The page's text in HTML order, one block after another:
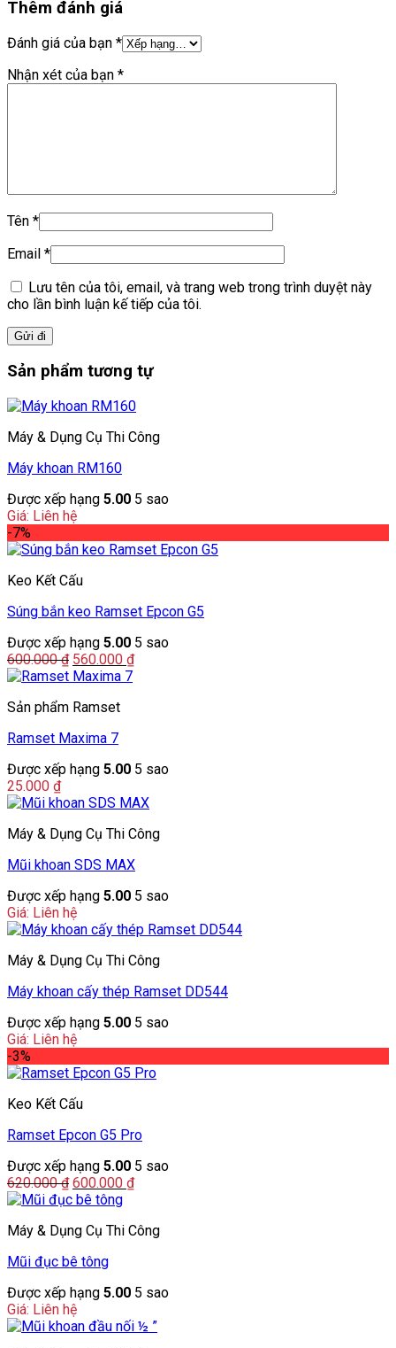
Thêm đánh giá
Đánh giá của bạn *
Nhận xét của bạn *
Tên *
Email *
Lưu tên của tôi, email, và trang web trong trình duyệt này
cho lần bình luận kế tiếp của tôi.
Sản phẩm tương tự
Máy & Dụng Cụ Thi Công
Máy khoan RM160
Được xếp hạng 5.00 5 sao
Giá: Liên hệ
-7%
Keo Kết Cấu
Súng bắn keo Ramset Epcon G5
Được xếp hạng 5.00 5 sao
600.000₫ Giá
gốc
600.000 ₫.
560.000 ₫Giá
Sản phẩm Ramset
Ramset Maxima 7
Được xếp hạng 5.00 5 sao
25.000 ₫
Máy & Dụng Cụ Thi Công
Mũi khoan SDS MAX
Được xếp hạng 5.00 5 sao
Giá: Liên hệ
Máy & Dụng Cụ Thi Công
Máy khoan cấy thép Ramset DD544
Được xếp hạng 5.00 5 sao
Giá: Liên hệ
-3%
Keo Kết Cấu
Ramset Epcon G5 Pro
Được xếp hạng 5.00 5 sao
620.000₫ Giá
gốc
620.000 ₫.
600.000 ₫Giá
là:
Máy & Dụng Cụ Thi Công
Mũi đục bê tông
Được xếp hạng 5.00 5 sao
Giá: Liên hệ